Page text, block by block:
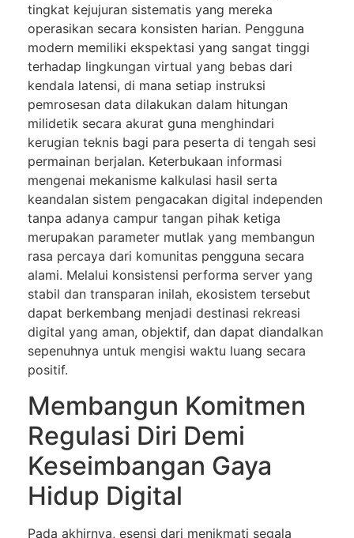
tingkat kejujuran sistematis yang mereka
operasikan secara konsisten harian. Pengguna
modern memiliki ekspektasi yang sangat tinggi
terhadap lingkungan virtual yang bebas dari
kendala latensi, di mana setiap instruksi
pemrosesan data dilakukan dalam hitungan
milidetik secara akurat guna menghindari
kerugian teknis bagi para peserta di tengah sesi
permainan berjalan. Keterbukaan informasi
mengenai mekanisme kalkulasi hasil serta
keandalan sistem pengacakan digital independen
tanpa adanya campur tangan pihak ketiga
merupakan parameter mutlak yang membangun
rasa percaya dari komunitas pengguna secara
alami. Melalui konsistensi performa server yang
stabil dan transparan inilah, ekosistem tersebut
dapat berkembang menjadi destinasi rekreasi
digital yang aman, objektif, dan dapat diandalkan
sepenuhnya untuk mengisi waktu luang secara
positif.
Membangun Komitmen
Regulasi Diri Demi
Keseimbangan Gaya
Hidup Digital
Pada akhirnya, esensi dari menikmati segala